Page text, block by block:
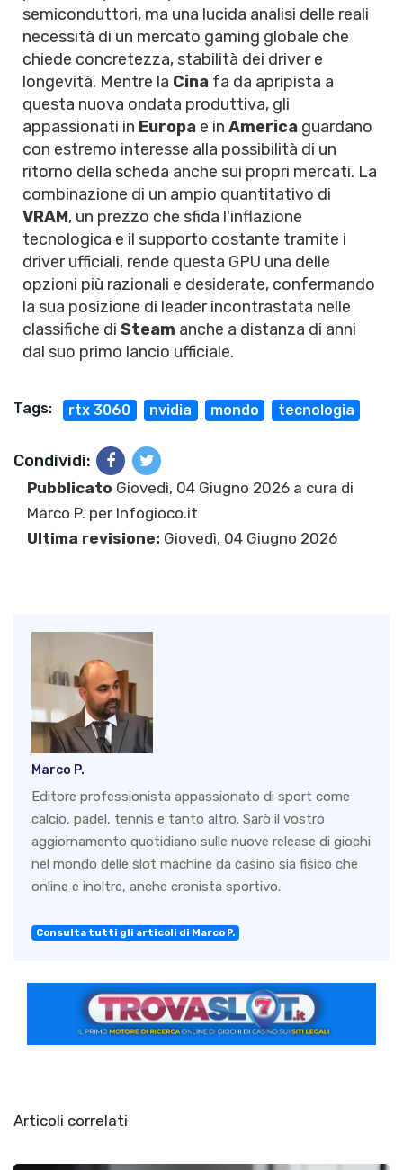
semiconduttori, ma una lucida analisi delle reali
necessità di un mercato gaming globale che
chiede concretezza, stabilità dei driver e
longevità. Mentre la Cina fa da apripista a
questa nuova ondata produttiva, gli
appassionati in Europa e in America guardano
con estremo interesse alla possibilità di un
ritorno della scheda anche sui propri mercati. La
combinazione di un ampio quantitativo di
VRAM, un prezzo che sfida l'inflazione
tecnologica e il supporto costante tramite i
driver ufficiali, rende questa GPU una delle
opzioni più razionali e desiderate, confermando
la sua posizione di leader incontrastata nelle
classifiche di Steam anche a distanza di anni
dal suo primo lancio ufficiale.
Tags: rtx 3060 nvidia mondo tecnologia
Condividi:
Pubblicato Giovedì, 04 Giugno 2026 a cura di
Marco P. per Infogioco.it
Ultima revisione: Giovedì, 04 Giugno 2026
Marco P.
Editore professionista appassionato di sport come
calcio, padel, tennis e tanto altro. Sarò il vostro
aggiornamento quotidiano sulle nuove release di giochi
nel mondo delle slot machine da casino sia fisico che
online e inoltre, anche cronista sportivo.
Consulta tutti gli articoli di Marco P.
Articoli correlati